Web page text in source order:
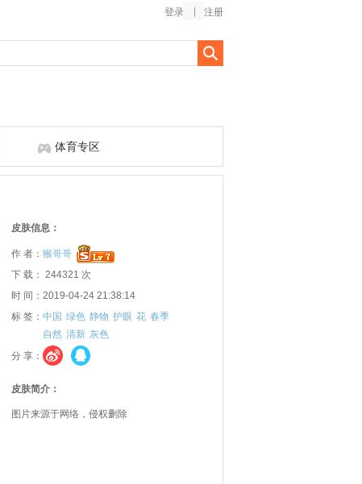
注册
登录
体育专区
皮肤信息：
作 者： 猴哥哥
下 载： 244321 次
时 间：2019-04-24 21:38:14
标 签： 中国 绿色 静物 护眼 花 春季
自然 清新 灰色
分 享：
皮肤简介：
图片来源于网络，侵权删除